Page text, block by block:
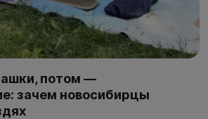
потом —
зачем новосибирцы